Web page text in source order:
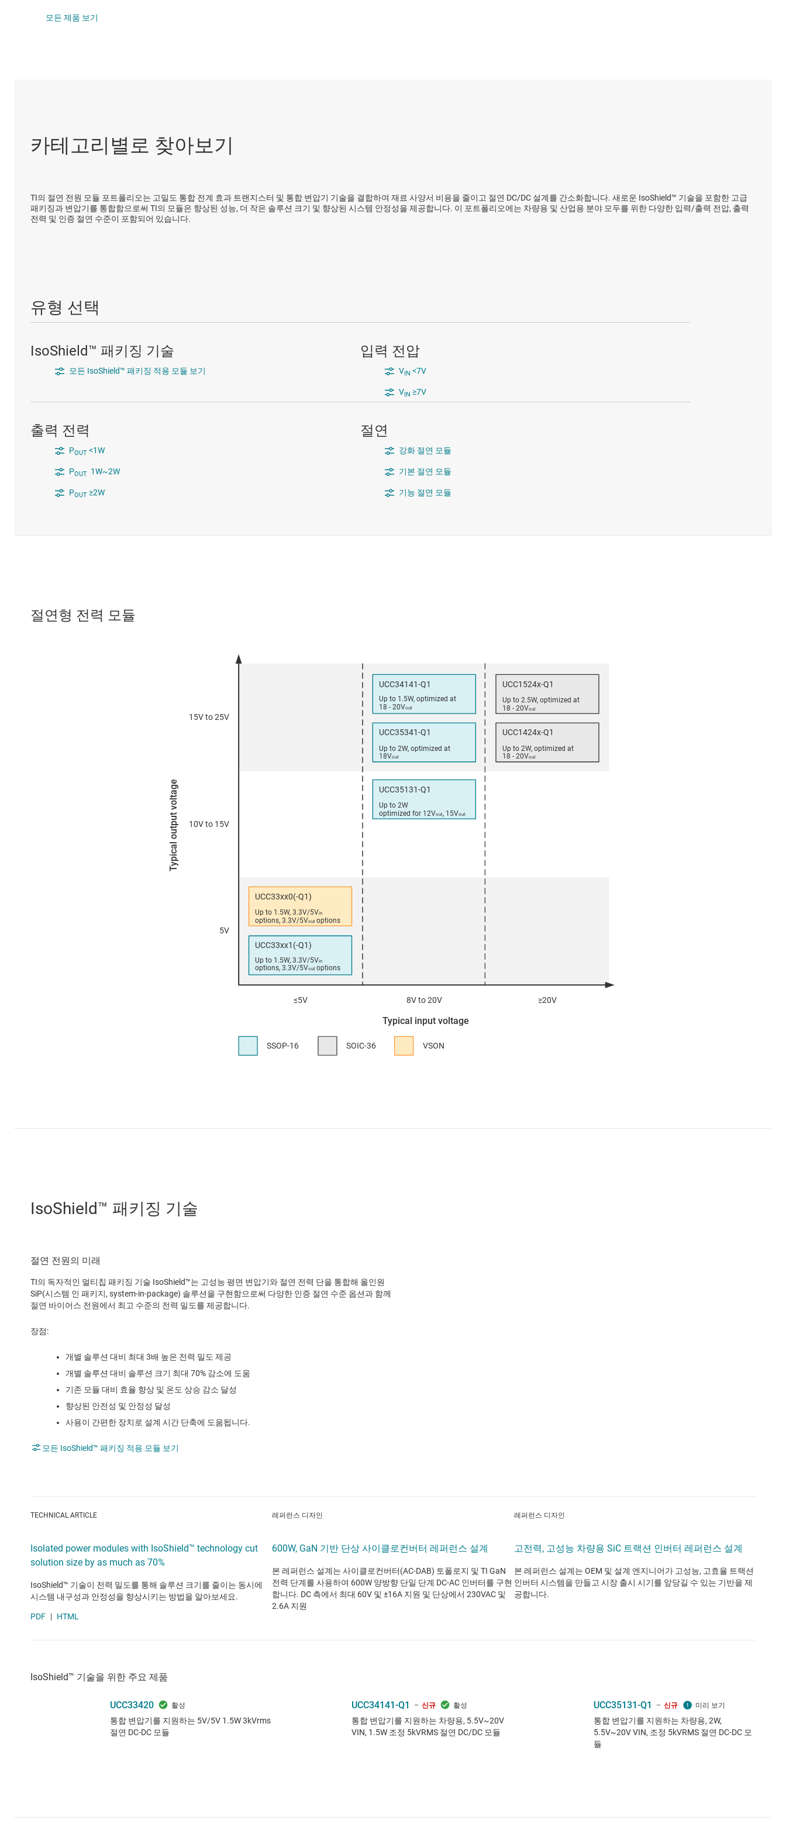
모든 제품 보기
카테고리별로 찾아보기
TI의 절연 전원 모듈 포트폴리오는 고밀도 통합 전계 효과 트랜지스터 및 통합 변압기 기술을 결합하여 재료 사양서 비용을 줄이고 절연 DC/DC 설계를 간소화합니다. 새로운 IsoShield™ 기술을 포함한 고급
패키징과 변압기를 통합함으로써 TI의 모듈은 향상된 성능, 더 작은 솔루션 크기 및 향상된 시스템 안정성을 제공합니다. 이 포트폴리오에는 차량용 및 산업용 분야 모두를 위한 다양한 입력/출력 전압, 출력
전력 및 인증 절연 수준이 포함되어 있습니다.
유형 선택
IsoShield™ 패키징 기술
모든 IsoShield™ 패키징 적용 모듈 보기
입력 전압
VIN <7V
VIN ≥7V
출력 전력
POUT <1W
POUT 1W~2W
POUT ≥2W
절연
강화 절연 모듈
기본 절연 모듈
기능 절연 모듈
절연형 전력 모듈
IsoShield™ 패키징 기술
절연 전원의 미래
TI의 독자적인 멀티칩 패키징 기술 IsoShield™는 고성능 평면 변압기와 절연 전력 단을 통합해 올인원
SiP(시스템 인 패키지, system-in-package) 솔루션을 구현함으로써 다양한 인증 절연 수준 옵션과 함께
절연 바이어스 전원에서 최고 수준의 전력 밀도를 제공합니다.
장점:
개별 솔루션 대비 최대 3배 높은 전력 밀도 제공
개별 솔루션 대비 솔루션 크기 최대 70% 감소에 도움
기존 모듈 대비 효율 향상 및 온도 상승 감소 달성
향상된 안전성 및 안정성 달성
사용이 간편한 장치로 설계 시간 단축에 도움됩니다.
모든 IsoShield™ 패키징 적용 모듈 보기
TECHNICAL ARTICLE
Isolated power modules with IsoShield™ technology cut
solution size by as much as 70%
IsoShield™ 기술이 전력 밀도를 통해 솔루션 크기를 줄이는 동시에
시스템 내구성과 안정성을 향상시키는 방법을 알아보세요.
PDF | HTML
레퍼런스 디자인
600W, GaN 기반 단상 사이클로컨버터 레퍼런스 설계
본 레퍼런스 설계는 사이클로컨버터(AC-DAB) 토폴로지 및 TI GaN
전력 단계를 사용하여 600W 양방향 단일 단계 DC-AC 인버터를 구현
합니다. DC 측에서 최대 60V 및 ±16A 지원 및 단상에서 230VAC 및
2.6A 지원
레퍼런스 디자인
고전력, 고성능 차량용 SiC 트랙션 인버터 레퍼런스 설계
본 레퍼런스 설계는 OEM 및 설계 엔지니어가 고성능, 고효율 트랙션
인버터 시스템을 만들고 시장 출시 시기를 앞당길 수 있는 기반을 제
공합니다.
IsoShield™ 기술을 위한 주요 제품
UCC33420
통합 변압기를 지원하는 5V/5V 1.5W 3kVrms
절연 DC-DC 모듈
신규
UCC34141-Q1
통합 변압기를 지원하는 차량용, 5.5V~20V
VIN, 1.5W 조정 5kVRMS 절연 DC/DC 모듈
신규
UCC35131-Q1
통합 변압기를 지원하는 차량용, 2W,
5.5V~20V VIN, 조정 5kVRMS 절연 DC-DC 모
듈